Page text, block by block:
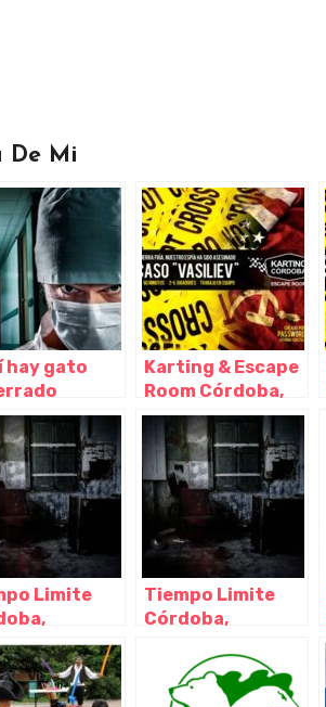
De Mi
hay gato
Room
–
Karting & Escape
Room Córdoba,
Córdoba –
Córdoba
Limite
–
Tiempo Limite
Córdoba,
Córdoba